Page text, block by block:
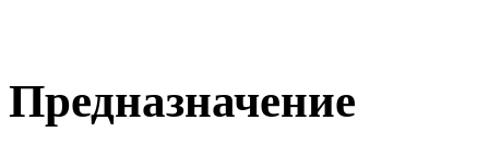
Предназначение